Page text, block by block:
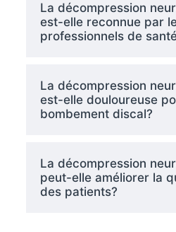
La décompression
est-elle reconnue par
professionnels de
La décompression
est-elle douloureuse
bombement discal?
La décompression
peut-elle améliorer la
des patients?